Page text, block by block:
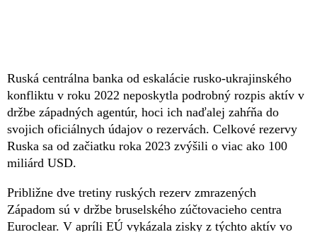
Ruská centrálna banka od eskalácie rusko-ukrajinského
konfliktu v roku 2022 neposkytla podrobný rozpis aktív v
držbe západných agentúr, hoci ich naďalej zahŕňa do
svojich oficiálnych údajov o rezervách. Celkové rezervy
Ruska sa od začiatku roka 2023 zvýšili o viac ako 100
miliárd USD.
Približne dve tretiny ruských rezerv zmrazených
Západom sú v držbe bruselského zúčtovacieho centra
Euroclear. V apríli EÚ vykázala zisky z týchto aktív vo